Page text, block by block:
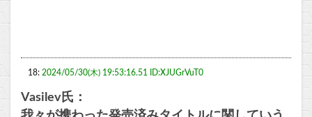
18: 2024/05/30(木) 19:53:16.51 ID:XJUGrVuT0
Vasilev氏：